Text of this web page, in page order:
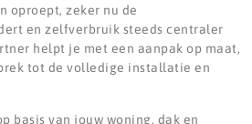
oproept, zeker nu de
en zelfverbruik steeds centraler
helpt je met een aanpak op maat,
tot de volledige installatie en
basis van jouw woning, dak en